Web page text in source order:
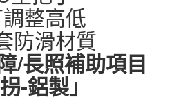
整高低
防滑材質
/長照補助項目
-鋁製」